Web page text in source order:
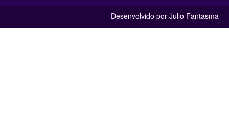
Desenvolvido por Julio Fantasma